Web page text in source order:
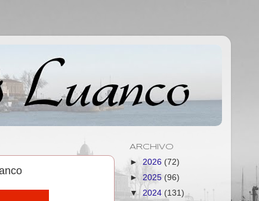
ARCHIVO
► 2026 (72)
► 2025 (96)
▼ 2024 (131)